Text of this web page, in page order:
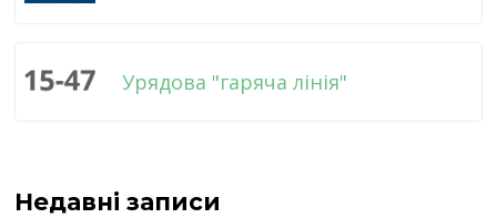
Урядова "гаряча лінія"
Недавні записи